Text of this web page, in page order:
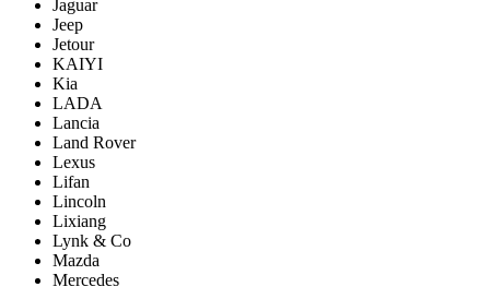
Jaguar
Jeep
Jetour
KAIYI
Kia
LADA
Lancia
Land Rover
Lexus
Lifan
Lincoln
Lixiang
Lynk & Co
Mazda
Mercedes